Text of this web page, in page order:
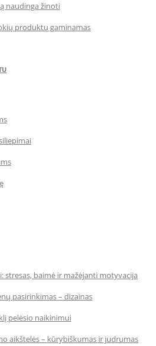
naudinga žinoti
produktų gaminamas
baimė ir mažėjanti motyvacija
pasirinkimas – dizainas
pelėsio naikinimui
aikštelės – kūrybiškumas ir judrumas